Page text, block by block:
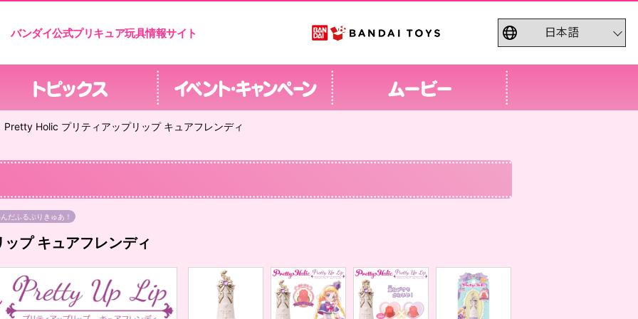
バンダイ公式プリキュア玩具情報サイト
Pretty Holic プリティアップリップ キュアフレンディ
だふるぷりきゅあ！
プ キュアフレンディ